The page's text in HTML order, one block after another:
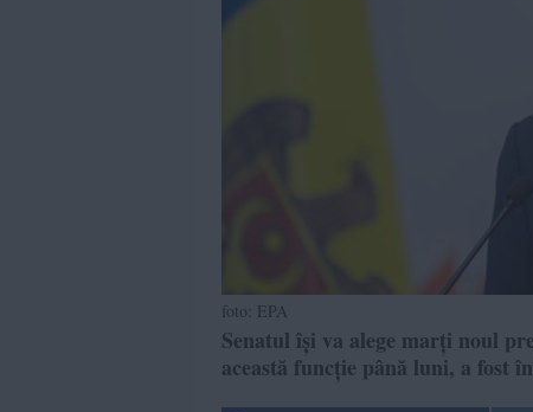
foto: EPA
Senatul își va alege marți noul
această funcție până luni, a fost